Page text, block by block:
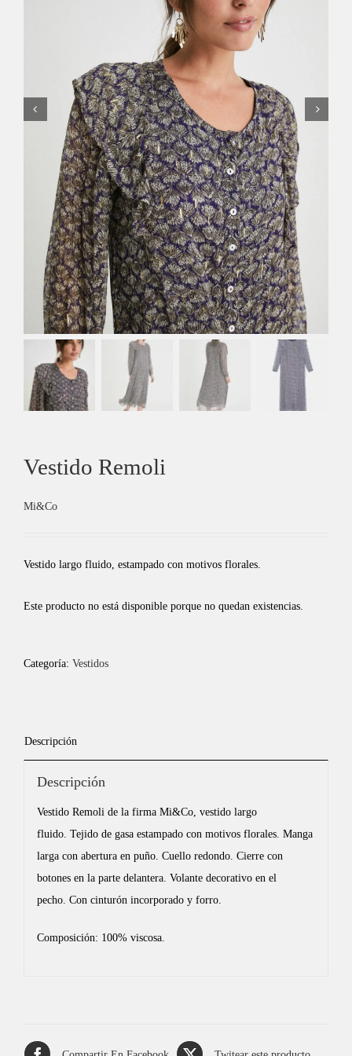
Vestido Remoli
Mi&Co
Vestido largo fluido, estampado con motivos florales.
Este producto no está disponible porque no quedan existencias.
Categoría: Vestidos
Descripción
Descripción
Vestido Remoli de la firma Mi&Co, vestido largo
fluido. Tejido de gasa estampado con motivos florales. Manga
larga con abertura en puño. Cuello redondo. Cierre con
botones en la parte delantera. Volante decorativo en el
pecho. Con cinturón incorporado y forro.
Composición: 100% viscosa.